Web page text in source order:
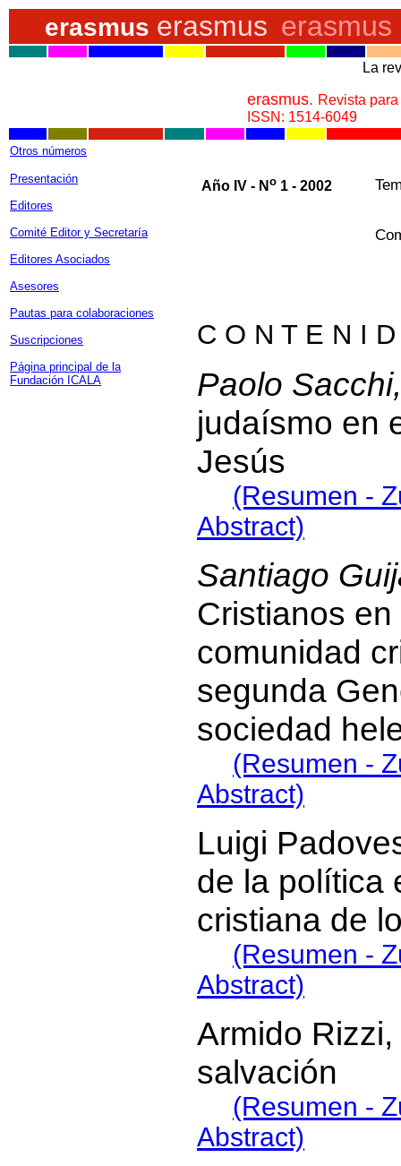
erasmus erasmus erasmus
La
erasmus. Revista
ISSN: 1514-6049
Otros números
Presentación
Editores
Comité Editor y Secretaría
Editores Asociados
Asesores
Pautas para colaboraciones
Suscripciones
Página principal de la
Fundación ICALA
Año IV - N o1 - 2002
C O N T E N I
Paolo
judaísmo en
Jesús
(Resumen -
Abstract)
Santiago
Cristianos
comunidad
segunda
sociedad
(Resumen -
Abstract)
Luigi
de la política
cristiana de
(Resumen -
Abstract)
Armido
salvación
(Resumen -
Abstract)